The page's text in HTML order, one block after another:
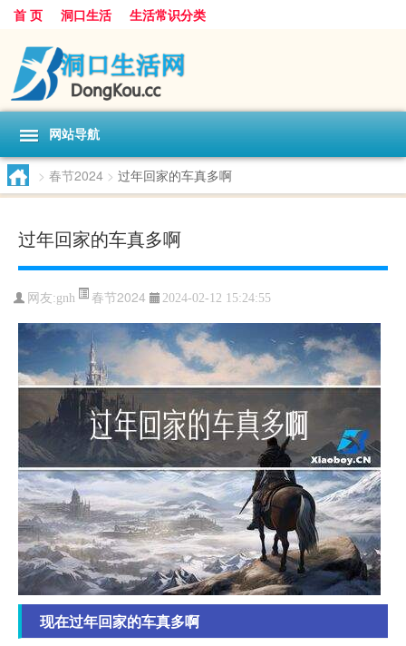
首 页 洞口生活 生活常识分类
网站导航
> 春节2024 > 过年回家的车真多啊
过年回家的车真多啊
网友:gnh 春节2024 2024-02-12 15:24:55
现在过年回家的车真多啊